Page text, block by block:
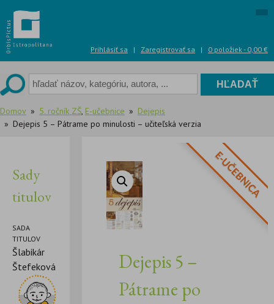
to
content
Prihlásiť sa | Zaregistrovať sa | 0 položiek - 0,00 €
Domov 5. ročník ZŠ, E-učebnice
Dejepis
Dejepis 5 – Pátrame po minulosti – učiteľská verzia
Sady
titulov
SADA
TITULOV
Šlabikár
Štefeková
E-UČEBNICA
Dejepis 5 –
Pátrame po